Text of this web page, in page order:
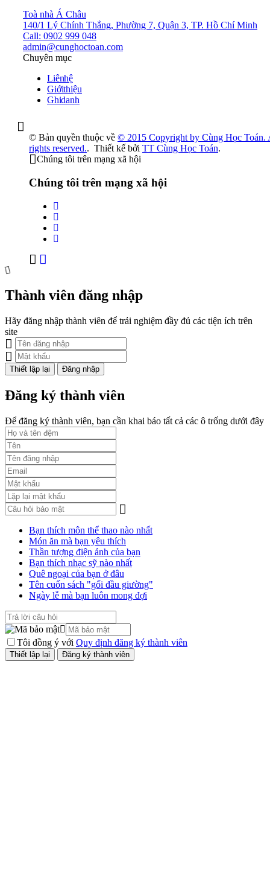
Toà nhà Á Châu
140/1 Lý Chính Thắng, Phường 7, Quận 3, TP. Hồ Chí Minh
Call: 0902 999 048
admin@cunghoctoan.com
Chuyên mục
Liên hệ
Giới thiệu
Ghi danh
© Bản quyền thuộc về © 2015 Copyright by Cùng Học Toán.
rights reserved.. Thiết kế bởi TT Cùng Học Toán.
Chúng tôi trên mạng xã hội
Chúng tôi trên mạng xã hội
Thành viên đăng nhập
Hãy đăng nhập thành viên để trải nghiệm đầy đủ các tiện ích trên
site
Đăng nhập
Đăng ký thành viên
Để đăng ký thành viên, bạn cần khai báo tất cả các ô trống dưới đây
Bạn thích môn thể thao nào nhất
Món ăn mà bạn yêu thích
Thần tượng điện ảnh của bạn
Bạn thích nhạc sỹ nào nhất
Quê ngoại của bạn ở đâu
Tên cuốn sách "gối đầu giường"
Ngày lễ mà bạn luôn mong đợi
Tôi đồng ý với Quy định đăng ký thành viên